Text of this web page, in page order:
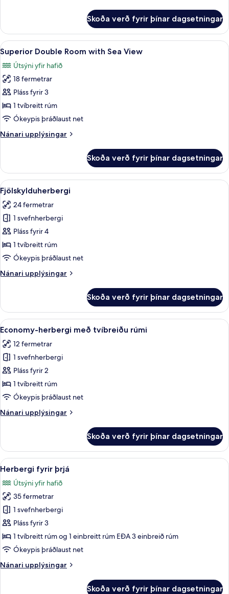
Double
Room
Skoða verð fyrir þínar dagsetningar
Skoða
allar
myndir
fyrir
Superior
Double
Room
Sea
Superior Double Room with Sea
11
Superior Double Room with Sea View
Útsýni yfir hafið
18 fermetrar
Pláss fyrir 3
1 tvíbreitt rúm
Ókeypis þráðlaust net
Nánari upplýsingar
Nánari
Double
Room
with
Sea
View
Skoða verð fyrir þínar dagsetningar
Skoða
allar
myndir
fyrir
Fjölskylduherbergi
Fjölskylduherbergi | Míníbar,
3
Fjölskylduherbergi
24 fermetrar
1 svefnherbergi
Pláss fyrir 4
1 tvíbreitt rúm
Ókeypis þráðlaust net
Nánari upplýsingar
Nánari
Skoða verð fyrir þínar dagsetningar
Skoða
allar
myndir
fyrir
Economy-
herbergi
með
rúmi
Economy-herbergi með tvíbreiðu
8
Economy-herbergi með tvíbreiðu rúmi
12 fermetrar
1 svefnherbergi
Pláss fyrir 2
1 tvíbreitt rúm
Ókeypis þráðlaust net
Nánari upplýsingar
Nánari
herbergi
með
tvíbreiðu
Skoða verð fyrir þínar dagsetningar
Skoða
allar
myndir
fyrir
Herbergi
fyrir
þrjá
Herbergi fyrir þrjá | Míníbar,
8
Herbergi fyrir þrjá
Útsýni yfir hafið
35 fermetrar
1 svefnherbergi
Pláss fyrir 3
1 tvíbreitt rúm og 1 einbreitt rúm EÐA 3 einbreið rúm
Ókeypis þráðlaust net
Nánari upplýsingar
Nánari
Skoða verð fyrir þínar dagsetningar